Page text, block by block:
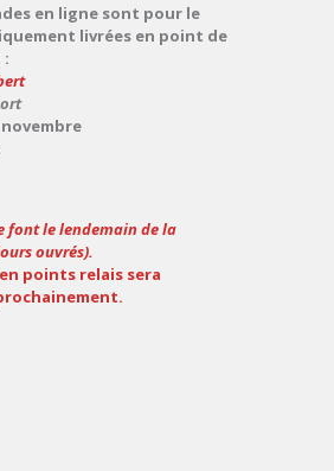
en ligne sont pour le
livrées en point de
novembre
font le lendemain de la
ouvrés).
points relais sera